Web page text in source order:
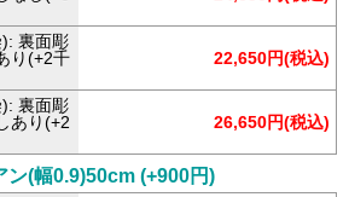
裏面彫
り(+2千
22,650円(税込)
裏面彫
あり(+2
26,650円(税込)
(幅0.9)50cm (+900円)